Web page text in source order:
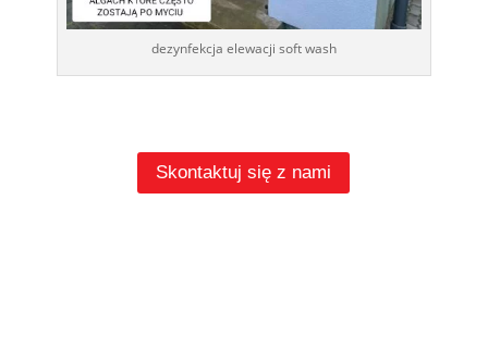
dezynfekcja elewacji soft wash
Skontaktuj się z nami